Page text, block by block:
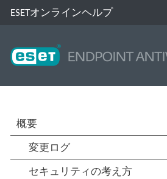
ESETオンラインヘルプ